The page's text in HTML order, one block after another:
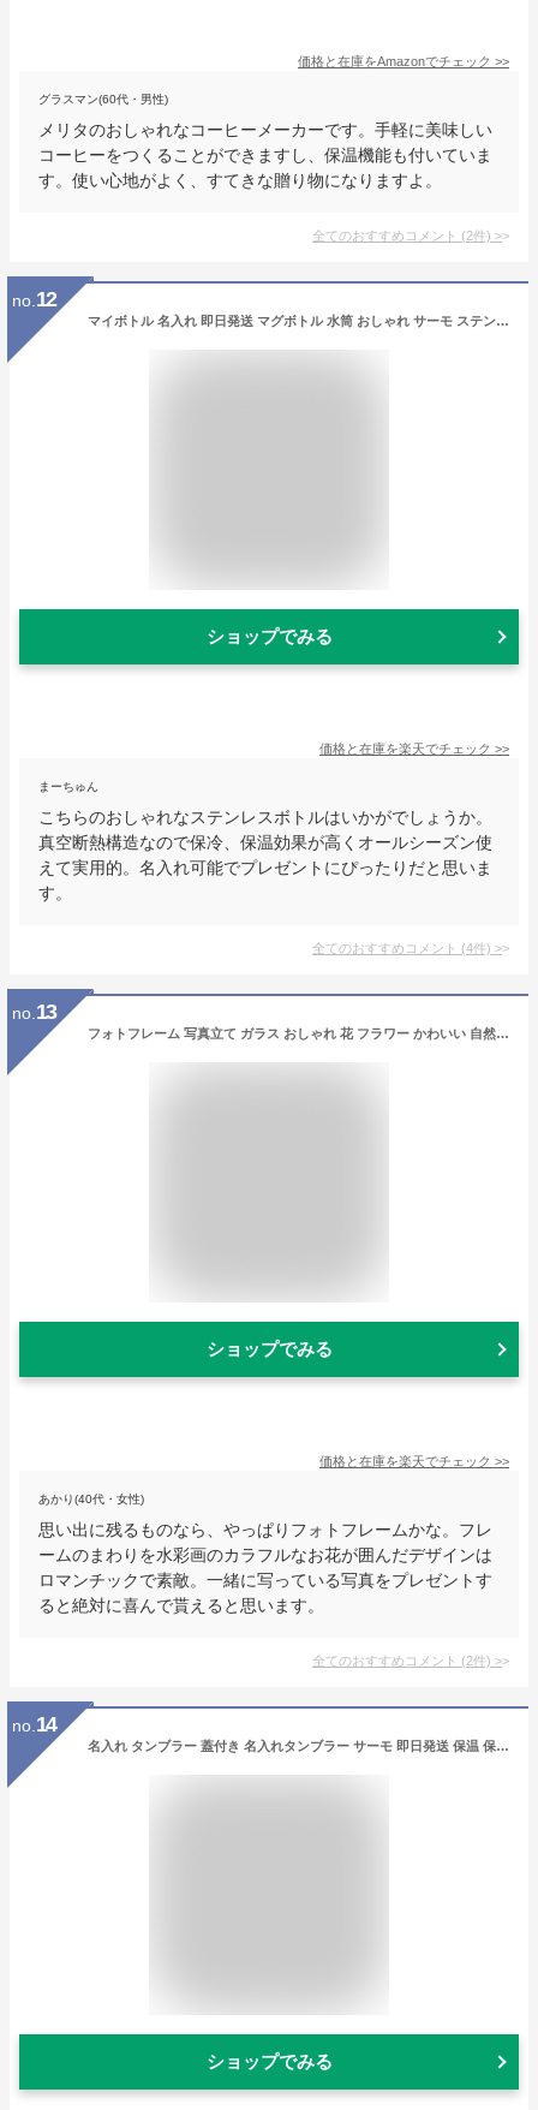
価格と在庫をAmazonでチェック >>
グラスマン(60代・男性)
メリタのおしゃれなコーヒーメーカーです。手軽に美味しい
コーヒーをつくることができますし、保温機能も付いていま
す。使い心地がよく、すてきな贈り物になりますよ。
全てのおすすめコメント (2件) >
no. 12
マイボトル 名入れ 即日発送 マグボトル 水筒 おしゃれ サーモ ステンレス サーモ ステンレスボトル 魔法瓶 かわいい ギフト 実用的 プレゼント 送料無料 ペアギフト 軽量 真空断熱 保温保冷 名前入り 300ml 男性 女性 入学祝い 就職祝い スポーツ QlZR
ショップでみる
価格と在庫を楽天でチェック >>
まーちゅん
こちらのおしゃれなステンレスボトルはいかがでしょうか。
真空断熱構造なので保冷、保温効果が高くオールシーズン使
えて実用的。名入れ可能でプレゼントにぴったりだと思いま
す。
全てのおすすめコメント (4件) >
no. 13
フォトフレーム 写真立て ガラス おしゃれ 花 フラワー かわいい 自然 水彩画 グリーン ナチュラル ガラスのフォトフレーム フラワー2タイプ
ショップでみる
価格と在庫を楽天でチェック >>
あかり(40代・女性)
思い出に残るものなら、やっぱりフォトフレームかな。フレ
ームのまわりを水彩画のカラフルなお花が囲んだデザインは
ロマンチックで素敵。一緒に写っている写真をプレゼントす
ると絶対に喜んで貰えると思います。
全てのおすすめコメント (2件) >
no. 14
名入れ タンブラー 蓋付き 名入れタンブラー サーモ 即日発送 保温 保冷 ステンレス タンブラー ペア ペアギフト 送料無料 ギフト 実用的 プレゼント 最短 真空断熱 保冷保温 おしゃれ 記念品 結婚祝い 両親 350ml 退職祝い 還暦祝い スポーツ QlZR
ショップでみる